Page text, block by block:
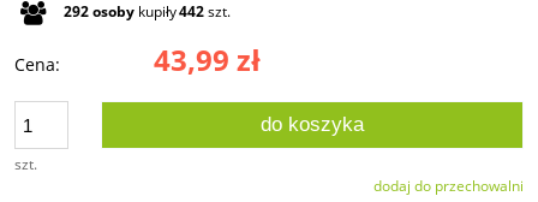
292osoby kupiły442szt.
Cena: 43,99 zł
szt.
do koszyka
dodaj do przechowalni